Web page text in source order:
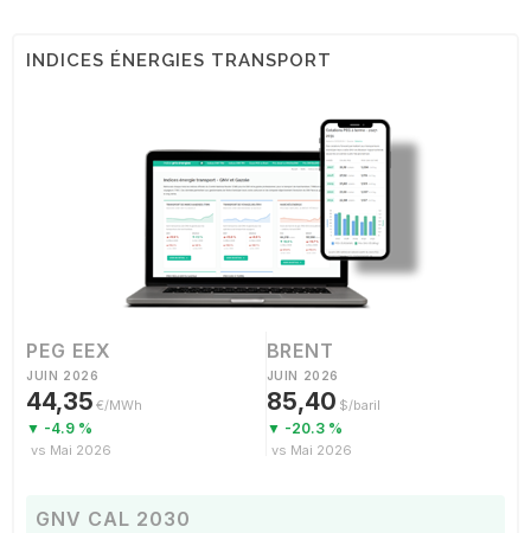
INDICES ÉNERGIES TRANSPORT
PEG EEX
JUIN 2026
44,35 €/MWh
▼ -4.9 %
vs Mai 2026
BRENT
JUIN 2026
85,40 $/baril
▼ -20.3 %
vs Mai 2026
GNV CAL 2030